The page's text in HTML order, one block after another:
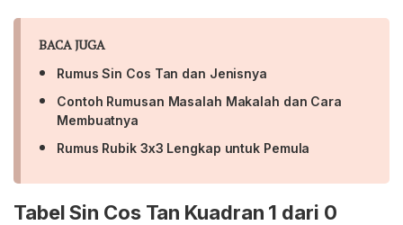
BACA JUGA
Rumus Sin Cos Tan dan Jenisnya
Contoh Rumusan Masalah Makalah dan Cara
Membuatnya
Rumus Rubik 3x3 Lengkap untuk Pemula
Tabel Sin Cos Tan Kuadran 1 dari 0